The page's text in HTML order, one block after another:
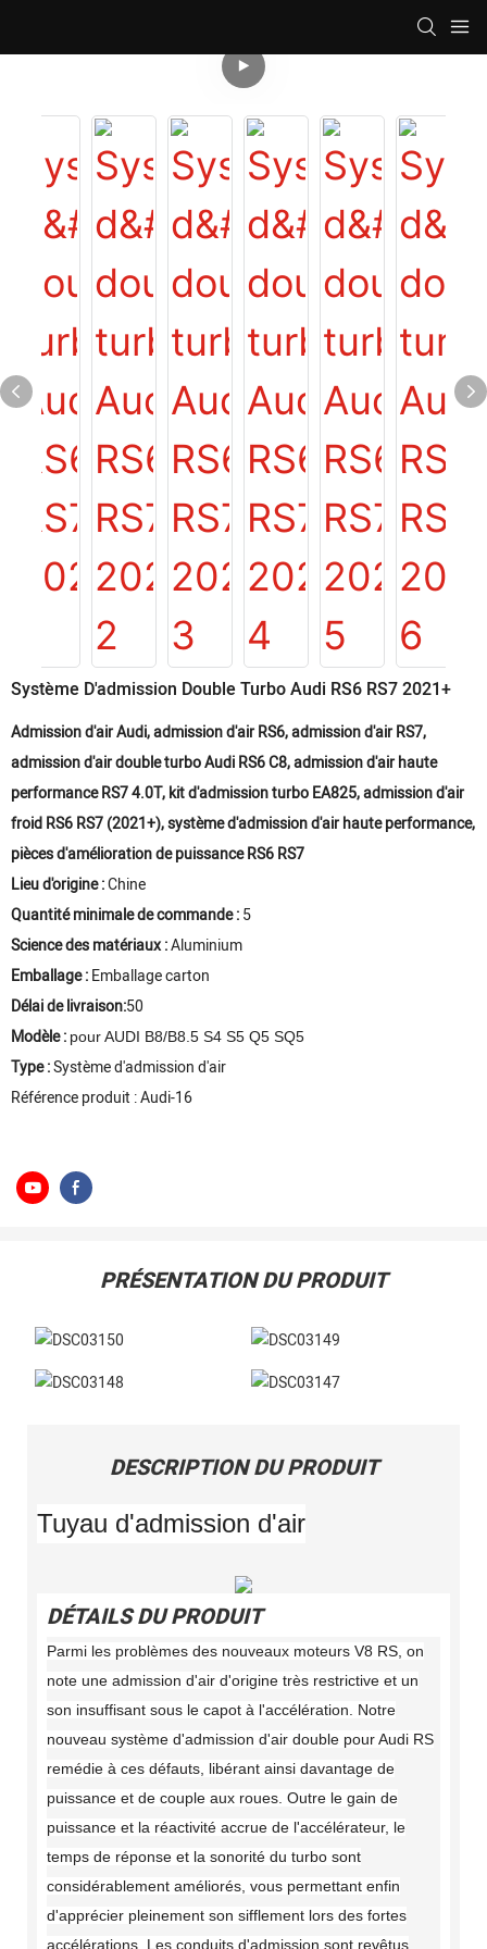
Système D'admission Double Turbo Audi RS6 RS7 2021+
Admission d'air Audi, admission d'air RS6, admission d'air RS7,
admission d'air double turbo Audi RS6 C8, admission d'air haute
performance RS7 4.0T, kit d'admission turbo EA825, admission d'air
froid RS6 RS7 (2021+), système d'admission d'air haute performance,
pièces d'amélioration de puissance RS6 RS7
Lieu d'origine :Chine
Quantité minimale de commande :5
Science des matériaux :Aluminium
Emballage :Emballage carton
Délai de livraison:50
Modèle : pour AUDI B8/B8.5 S4 S5 Q5 SQ5
Type :Système d'admission d'air
Référence produit : Audi-16
PRÉSENTATION DU PRODUIT
DESCRIPTION DU PRODUIT
Tuyau d'admission d'air
DÉTAILS DU PRODUIT
Parmi les problèmes des nouveaux moteurs V8 RS, on
note une admission d'air d'origine très restrictive et un
son insuffisant sous le capot à l'accélération. Notre
nouveau système d'admission d'air double pour Audi RS
remédie à ces défauts, libérant ainsi davantage de
puissance et de couple aux roues. Outre le gain de
puissance et la réactivité accrue de l'accélérateur, le
temps de réponse et la sonorité du turbo sont
considérablement améliorés, vous permettant enfin
d'apprécier pleinement son sifflement lors des fortes
accélérations. Les conduits d'admission sont revêtus